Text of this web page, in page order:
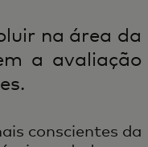
na área da
a avaliação
conscientes da